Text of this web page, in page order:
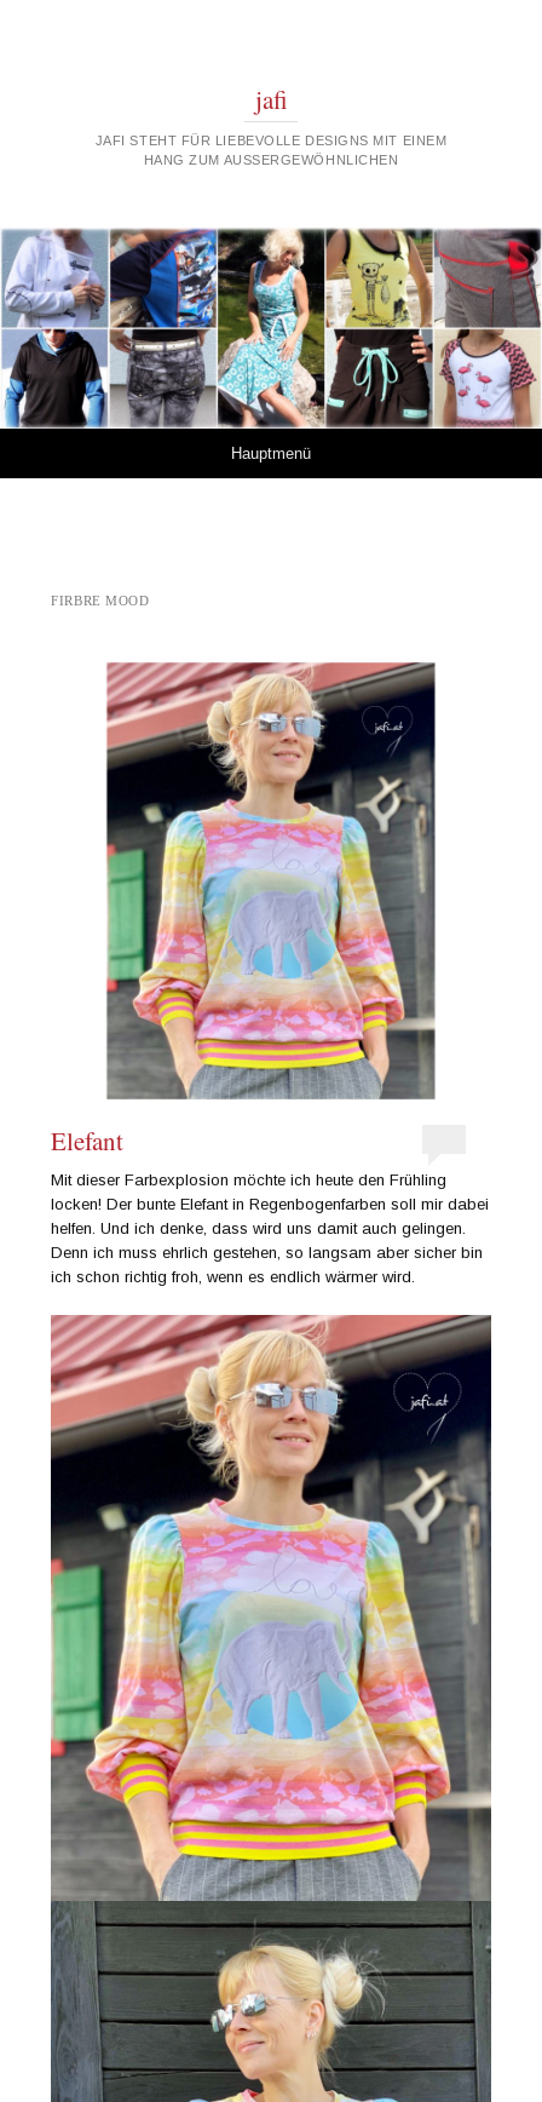
jafi
JAFI STEHT FÜR LIEBEVOLLE DESIGNS MIT EINEM
HANG ZUM AUSSERGEWÖHNLICHEN
Hauptmenü
FIRBRE MOOD
Elefant
Mit dieser Farbexplosion möchte ich heute den Frühling
locken! Der bunte Elefant in Regenbogenfarben soll mir dabei
helfen. Und ich denke, dass wird uns damit auch gelingen.
Denn ich muss ehrlich gestehen, so langsam aber sicher bin
ich schon richtig froh, wenn es endlich wärmer wird.